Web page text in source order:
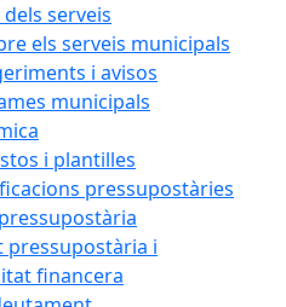
serveis
els serveis municipals
i avisos
municipals
i plantilles
pressupostàries
pressupostària i
financera